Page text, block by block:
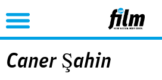
Jump to
Caner Şahin